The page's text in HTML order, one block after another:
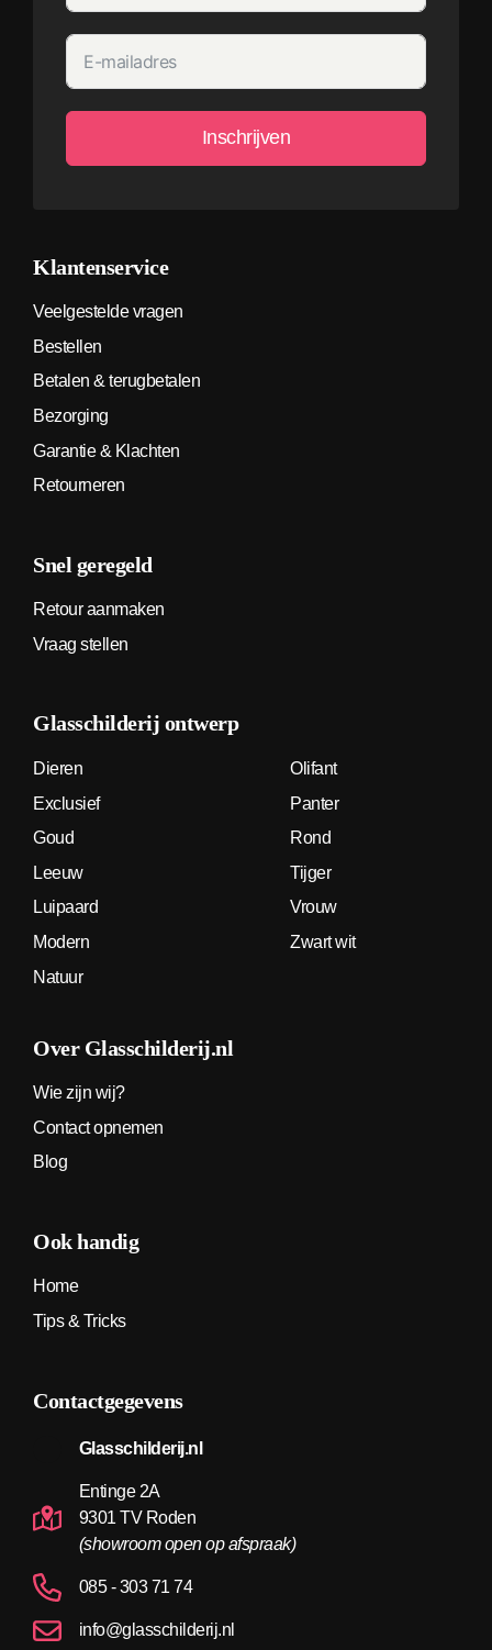
Inschrijven
Klantenservice
Veelgestelde vragen
Bestellen
Betalen & terugbetalen
Bezorging
Garantie & Klachten
Retourneren
Snel geregeld
Retour aanmaken
Vraag stellen
Glasschilderij ontwerp
Dieren
Exclusief
Goud
Leeuw
Luipaard
Modern
Natuur
Olifant
Panter
Rond
Tijger
Vrouw
Zwart wit
Over Glasschilderij.nl
Wie zijn wij?
Contact opnemen
Blog
Ook handig
Home
Tips & Tricks
Contactgegevens
Glasschilderij.nl
Entinge 2A
9301 TV Roden
(showroom open op afspraak)
085 - 303 71 74
info@glasschilderij.nl